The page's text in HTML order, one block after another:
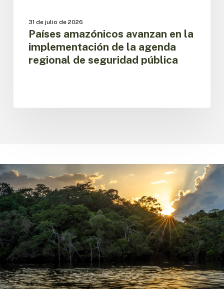
31 de julio de 2026
Países amazónicos avanzan en la
implementación de la agenda
regional de seguridad pública